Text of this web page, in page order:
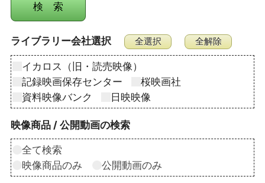
ライブラリー会社選択
イカロス（旧・読売映像）
記録映画保存センター
桜映画社
資料映像バンク
日映映像
映像商品 / 公開動画の検索
全て検索
映像商品のみ
公開動画のみ